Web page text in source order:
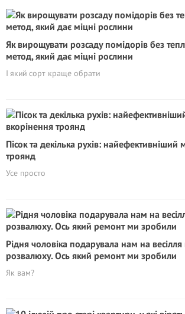
Як вирощувати розсаду помідорів без
метод, який дає міцні рослини
І який сорт краще обрати
Пісок та декілька рухів: найефективніший
троянд
Усе просто
Рідня чоловіка подарувала нам на
розвалюху. Ось який ремонт ми зробили
Як вам?